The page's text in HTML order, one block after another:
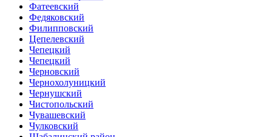
Фатеевский
Федяковский
Филипповский
Цепелевский
Чепецкий
Чепецкий
Черновский
Чернохолуницкий
Чернушский
Чистопольский
Чувашевский
Чулковский